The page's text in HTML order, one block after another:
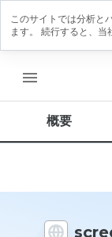
menu
概要
ューを
この
イト
このサイトでは分析と
ます。 続行すると、当